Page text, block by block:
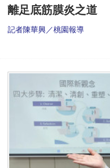
離足底筋膜炎之道
記者陳華興／桃園報導